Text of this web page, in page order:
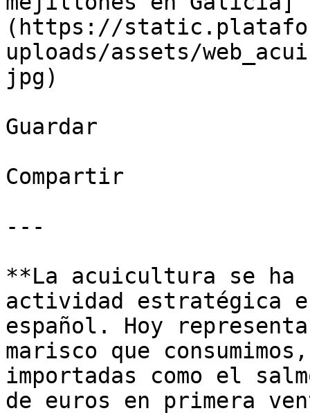
(https://
uploads/assets/
jpg)
Guardar
Compartir
---
**La acuicultura se ha
actividad estratégica
español. Hoy
marisco que
importadas como el
de euros en primera